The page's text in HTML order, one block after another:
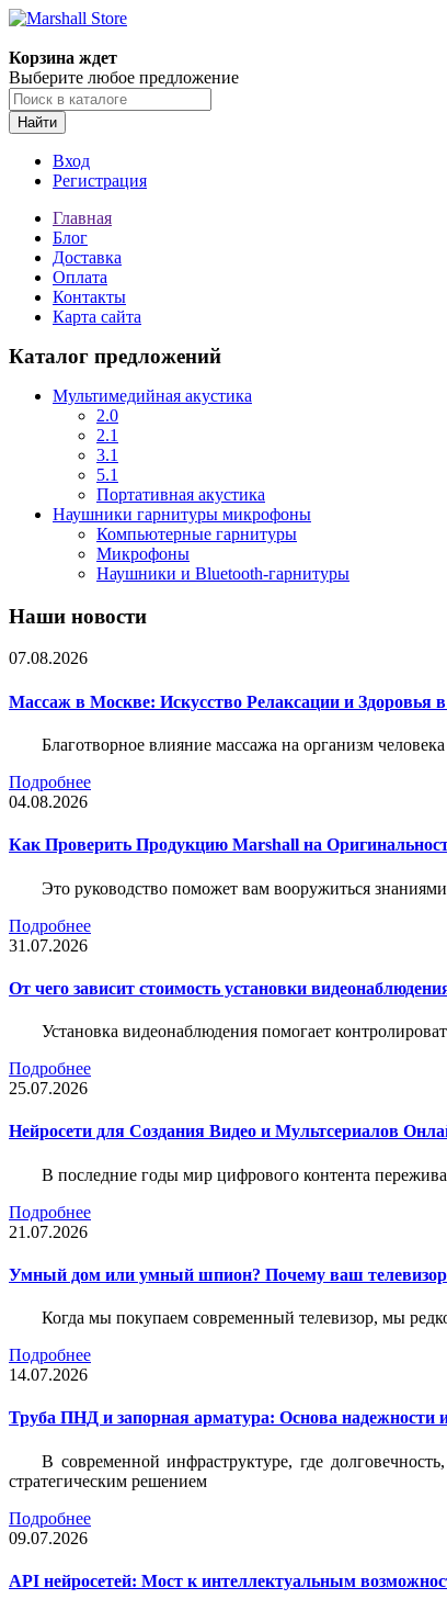
Корзина ждет
Выберите любое предложение
Найти
Вход
Регистрация
Главная
Блог
Доставка
Оплата
Контакты
Карта сайта
Каталог предложений
Мультимедийная акустика
2.0
2.1
3.1
5.1
Портативная акустика
Наушники гарнитуры микрофоны
Компьютерные гарнитуры
Микрофоны
Наушники и Bluetooth-гарнитуры
Наши новости
07.08.2026
Массаж в Москве: Искусство Релаксации и Здоровья
Благотворное влияние массажа на организм
Подробнее
04.08.2026
Как Проверить Продукцию Marshall на
Это руководство поможет вам вооружиться
Подробнее
31.07.2026
От чего зависит стоимость установки
Установка видеонаблюдения помогает
Подробнее
25.07.2026
Нейросети для Создания Видео и Мультсериалов
В последние годы мир цифрового контента
Подробнее
21.07.2026
Умный дом или умный шпион? Почему ваш
Когда мы покупаем современный телевизор, мы
Подробнее
14.07.2026
Труба ПНД и запорная арматура: Основа надежности
В современной инфраструктуре, где
стратегическим решением
Подробнее
09.07.2026
API нейросетей: Мост к интеллектуальным